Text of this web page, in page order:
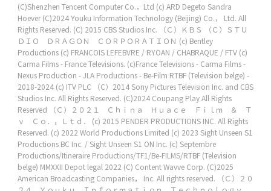
(C)Shenzhen Tencent Computer Co.，Ltd (c) ARD Degeto Sandra
Hoever(C)2024 Youku Information Technology (Beijing) Co.， Ltd. All
Rights Reserved. (C) 2015 CBS Studios Inc. （Ｃ）ＫＢＳ
（Ｃ）ＳＴＵ
ＤＩＯ ＤＲＡＧＯＮ ＣＯＲＰＯＲＡＴＩＯＮ (c) Bentley
Productions (c) FRANCOIS LEFEBVRE / RYOAN / CHABRAQUE / FTV (c)
Carma Films - France Televisions. (c)France Televisions - Carma Films -
Nexus Production - JLA Productions - Be-Film RTBF (Television belge) -
2018-2024 (c) ITV PLC
（C）2014 Sony Pictures Television Inc. and CBS
Studios Inc. All Rights Reserved. (C)2024 Coupang Play All Rights
Reserved
（Ｃ）２０２１ Ｃｈｉｎａ Ｈｕａｃｅ Ｆｉｌｍ ＆ Ｔ
ｖ Ｃｏ．，Ｌｔｄ． (c) 2015 PENDER PRODUCTIONS INC. All Rights
Reserved. (c) 2022 World Productions Limited (c) 2023 Sight Unseen S1
Productions BC Inc. / Sight Unseen S1 ON Inc. (c) Septembre
Productions/Itineraire Productions/TF1/Be-FILMS/RTBF (Television
belge) MMXXII Depot legal 2022 (C) Content Wavve Corp. (C)2025
American Broadcasting Companies， Inc. All rights reserved.
（Ｃ）２０